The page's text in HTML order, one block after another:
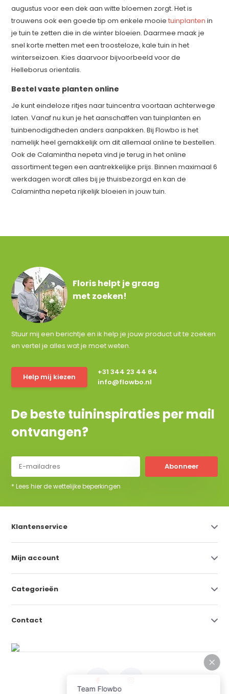
augustus voor een dek aan witte bloemen zorgt. Het is
trouwens ook een goede tip om enkele mooietuinplanten in
je tuin te zetten die in de winter bloeien. Daarmee maak je
snel korte metten met een troosteloze, kale tuin in het
winterseizoen. Kies daarvoor bijvoorbeeld voor de
Helleborus orientalis.
Bestel vaste planten online
Je kunt eindeloze ritjes naar tuincentra voortaan achterwege
laten. Vanaf nu kun je het aanschaffen van tuinplanten en
tuinbenodigdheden anders aanpakken. Bij Flowbo is het
namelijk heel gemakkelijk om dit allemaal online te bestellen.
Ook de Calamintha nepeta vind je terug in het online
assortiment tegen een aantrekkelijke prijs. Binnen maximaal 6
werkdagen wordt alles bij je thuisbezorgd en kan de
Calamintha nepeta rijkelijk bloeien in jouw tuin.
Floris helpt je graag
met zoeken!
Stuur mij een berichtje en ik help je jouw product uit te zoeken
en vertel je alles wat je moet weten.
Help mij kiezen
+31 344 23 44 64
info@flowbo.nl
De beste tuininspiraties per mail
ontvangen?
Abonneer
* Lees hier de wettelijke beperkingen
Klantenservice
Mijn account
Categorieën
Contact